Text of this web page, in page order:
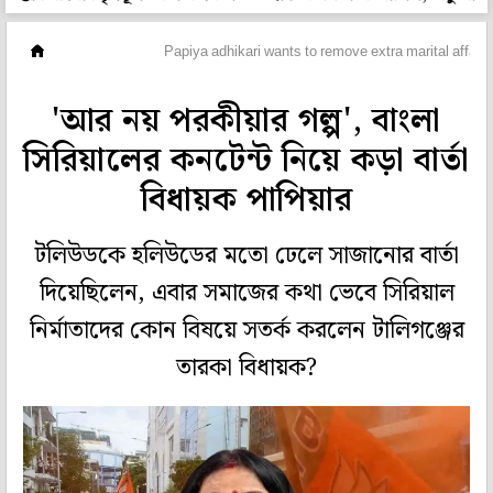
Papiya adhikari wants to remove extra marital affair
'আর নয় পরকীয়ার গল্প', বাংলা
সিরিয়ালের কনটেন্ট নিয়ে কড়া বার্তা
বিধায়ক পাপিয়ার
টলিউডকে হলিউডের মতো ঢেলে সাজানোর বার্তা
দিয়েছিলেন, এবার সমাজের কথা ভেবে সিরিয়াল
নির্মাতাদের কোন বিষয়ে সতর্ক করলেন টালিগঞ্জের
তারকা বিধায়ক?